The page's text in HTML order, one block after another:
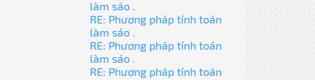
làm sáo .
RE: Phương pháp tính toán
làm sáo .
RE: Phương pháp tính toán
làm sáo .
RE: Phương pháp tính toán